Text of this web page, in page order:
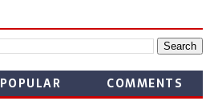
POPULAR COMMENTS